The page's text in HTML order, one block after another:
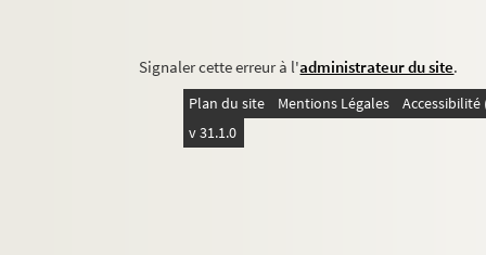
Signaler cette erreur à l'administrateur du site.
Plan du site Mentions Légales
v 31.1.0